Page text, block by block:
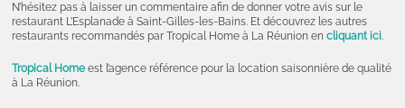
N’hésitez pas à laisser un commentaire afin de donner votre avis sur le
restaurant L’Esplanade à Saint-Gilles-les-Bains. Et découvrez les autres
restaurants recommandés par Tropical Home à La Réunion en cliquant ici.
Tropical Homeest l’agence référence pour la location saisonnière de qualité
à La Réunion.